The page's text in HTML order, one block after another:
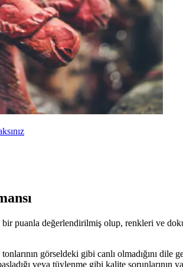
puanla değerlendirilmiş olup, renkleri ve
görseldeki gibi canlı olmadığını
veya tüylenme gibi kalite